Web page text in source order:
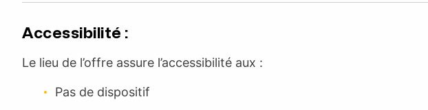
Accessibilité :
Le lieu de l’offre assure l’accessibilité aux :
Pas de dispositif